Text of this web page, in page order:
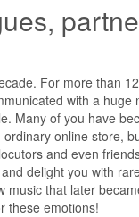
–
(2015)
For more than
with a huge
Many of you have
online store,
and even
delight you with
music that later
these emotions!